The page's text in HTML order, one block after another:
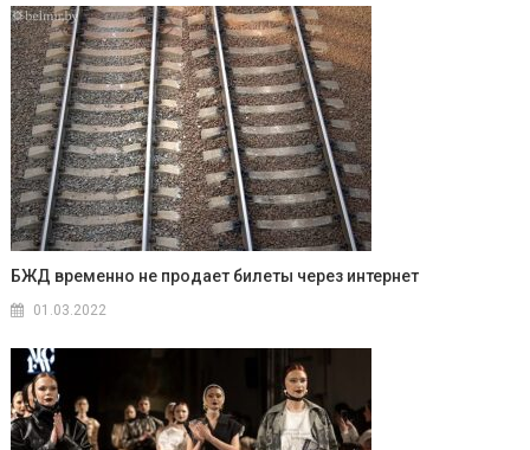
БЖД временно не продает билеты через интернет
01.03.2022